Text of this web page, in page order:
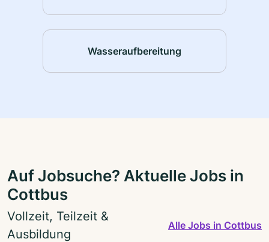
Wasseraufbereitung
Auf Jobsuche? Aktuelle Jobs in
Cottbus
Vollzeit, Teilzeit &
Ausbildung
Alle Jobs in Cottbus